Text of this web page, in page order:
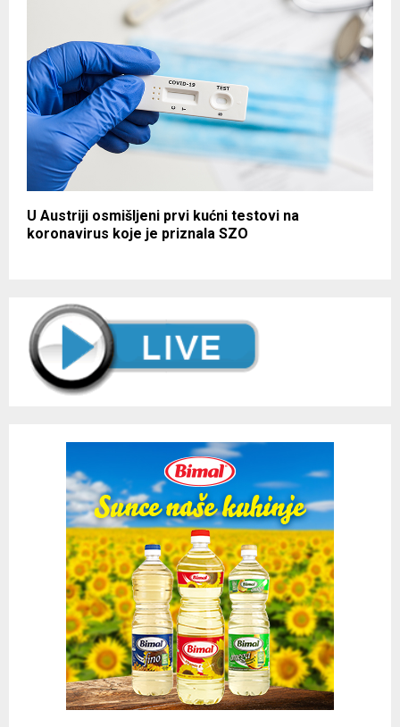
U Austriji osmišljeni prvi kućni testovi na
koronavirus koje je priznala SZO